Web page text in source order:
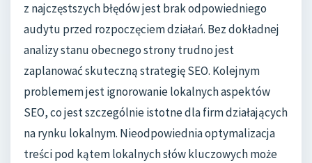
z najczęstszych błędów jest brak odpowiedniego
audytu przed rozpoczęciem działań. Bez dokładnej
analizy stanu obecnego strony trudno jest
zaplanować skuteczną strategię SEO. Kolejnym
problemem jest ignorowanie lokalnych aspektów
SEO, co jest szczególnie istotne dla firm działających
na rynku lokalnym. Nieodpowiednia optymalizacja
treści pod kątem lokalnych słów kluczowych może